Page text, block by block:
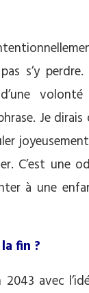
s’y
Je
C’est une
à une
fin ?
2043 avec